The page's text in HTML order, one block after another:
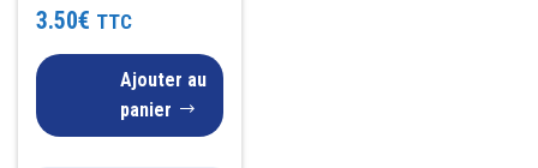
Note
5.00
3.50€ TTC
Ajouter au
panier